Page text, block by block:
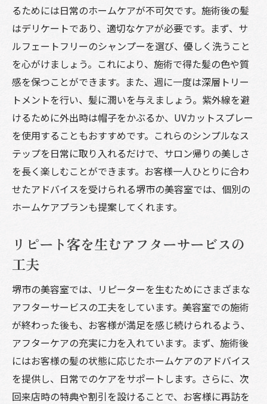
るためには日常のホームケアが不可欠です。施術後の髪
はデリケートであり、適切なケアが必要です。まず、サ
ルフェートフリーのシャンプーを選び、優しく洗うこと
を心がけましょう。これにより、施術で得た髪の色や質
感を保つことができます。また、週に一度は深層トリー
トメントを行い、髪に潤いを与えましょう。紫外線を避
けるために外出時は帽子をかぶるか、UVカットスプレー
を使用することもおすすめです。これらのシンプルなス
テップを日常に取り入れるだけで、サロン帰りの美しさ
を長く楽しむことができます。お客様一人ひとりに合わ
せたアドバイスを受けられる堺市の美容室では、個別の
ホームケアプランも提案してくれます。
リピート客を生むアフターサービスの
工夫
堺市の美容室では、リピーターを生むためにさまざまな
アフターサービスの工夫をしています。美容室での施術
が終わった後も、お客様が満足を感じ続けられるよう、
アフターケアの充実に力を入れています。まず、施術後
にはお客様の髪の状態に応じたホームケアのアドバイス
を提供し、日常でのケアをサポートします。さらに、次
回来店時の特典や割引を設けることで、お客様に再訪を